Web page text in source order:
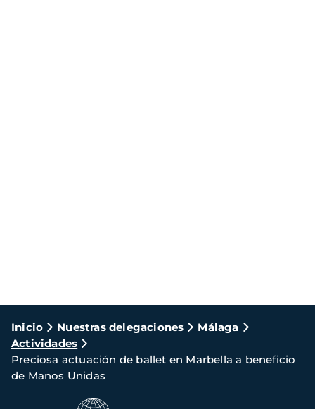
Ruta
de
navegación
Inicio Nuestras delegaciones
Málaga
Actividades
Preciosa actuación de ballet en Marbella a beneficio
de Manos Unidas